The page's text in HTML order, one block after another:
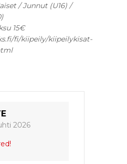
/ Junnut (U16) /
15€
fi/kiipeily/kiipeilykisat-
2026